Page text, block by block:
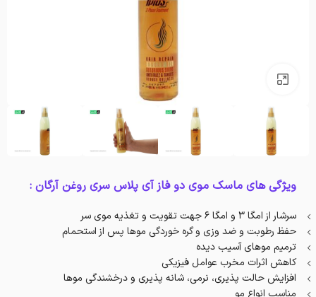
ویژگی های ماسک موی دو فاز آی پلاس سری روغن آرگان :
سرشار از امگا 3 و امگا 6 جهت تقویت و تغذیه موی سر
حفظ رطوبت و ضد وزی و گره خوردگی موها پس از استحمام
ترمیم موهای آسیب دیده
کاهش اثرات مخرب عوامل فیزیکی
افزایش حالت پذیری، نرمی، شانه پذیری و درخشندگی موها
مناسب انواع مو